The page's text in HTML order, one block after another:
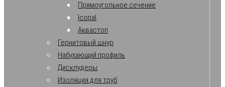
Прямоугольное сечение
Icopal
Аквастоп
Гернитовый шнур
Набухающий профиль
Дисклудеры
Изоляция для труб